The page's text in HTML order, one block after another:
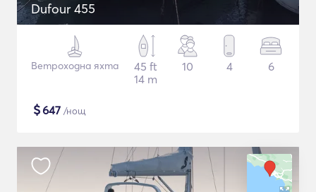
Dufour 455
Ветроходна яхта
45 ft
14 m
10 4 6
$647 /нощ